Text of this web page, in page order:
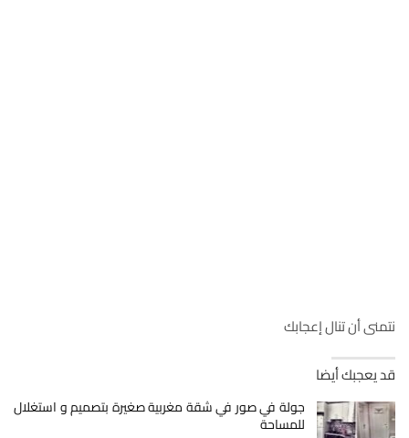
نتمنى أن تنال إعجابك
قد يعجبك أيضا
جولة في صور في شقة مغربية صغيرة بتصميم و استغلال
للمساحة